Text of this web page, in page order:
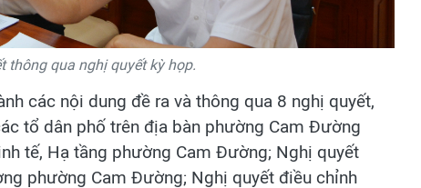
thông qua nghị quyết kỳ họp.
các nội dung đề ra và thông qua 8 nghị quyết,
tổ dân phố trên địa bàn phường Cam Đường
tế, Hạ tầng phường Cam Đường; Nghị quyết
phường Cam Đường; Nghị quyết điều chỉnh